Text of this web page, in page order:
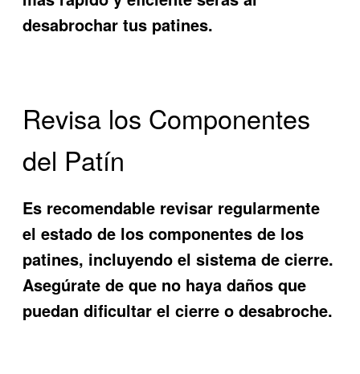
desabrochar tus patines.
Revisa los Componentes
del Patín
Es recomendable revisar regularmente
el estado de los componentes de los
patines, incluyendo el sistema de cierre.
Asegúrate de que no haya daños que
puedan dificultar el cierre o desabroche.